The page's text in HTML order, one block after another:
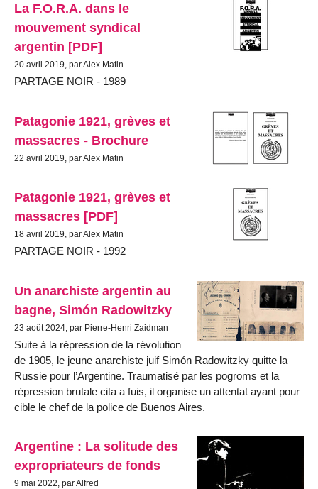
La F.O.R.A. dans le
mouvement syndical
argentin [PDF]
20 avril 2019, par Alex Matin
PARTAGE NOIR - 1989
Patagonie 1921, grèves et
massacres - Brochure
22 avril 2019, par Alex Matin
Patagonie 1921, grèves et
massacres [PDF]
18 avril 2019, par Alex Matin
PARTAGE NOIR - 1992
Un anarchiste argentin au
bagne, Simón Radowitzky
23 août 2024, par Pierre-Henri Zaidman
Suite à la répression de la révolution
de 1905, le jeune anarchiste juif Simón Radowitzky quitte la
Russie pour l’Argentine. Traumatisé par les pogroms et la
répression brutale cita a fuis, il organise un attentat ayant pour
cible le chef de la police de Buenos Aires.
Argentine : La solitude des
expropriateurs de fonds
9 mai 2022, par Alfred